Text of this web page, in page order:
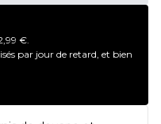
€.
par jour de retard, et bien